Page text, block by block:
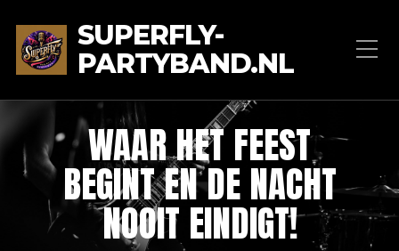
SUPERFLY-
PARTYBAND.NL
WAAR HET FEEST
BEGINT EN DE NACHT
NOOIT EINDIGT!